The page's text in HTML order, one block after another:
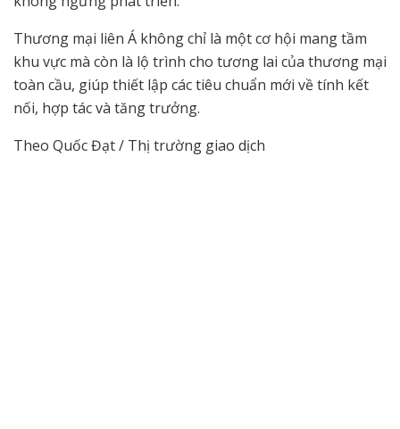
Thương mại liên Á không chỉ là một cơ hội mang tầm
khu vực mà còn là lộ trình cho tương lai của thương mại
toàn cầu, giúp thiết lập các tiêu chuẩn mới về tính kết
nối, hợp tác và tăng trưởng.
Theo Quốc Đạt / Thị trường giao dịch